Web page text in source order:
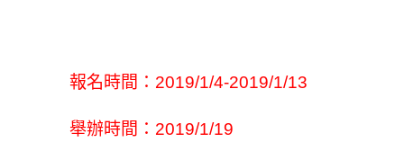
報名時間：2019/1/4-2019/1/13
舉辦時間：2019/1/19